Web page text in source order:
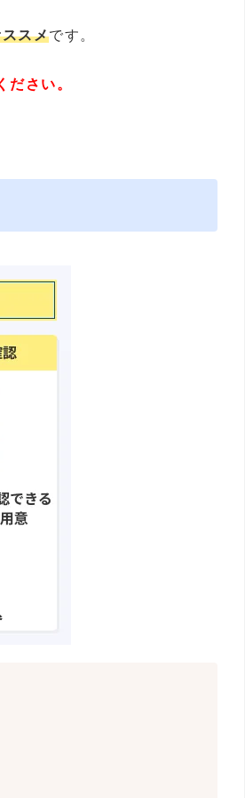
スメです。
さい。